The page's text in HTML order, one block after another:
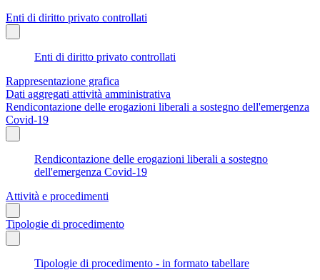
Enti di diritto privato controllati
Enti di diritto privato controllati
Rappresentazione grafica
Dati aggregati attività amministrativa
Rendicontazione delle erogazioni liberali a sostegno dell'emergenza
Covid-19
Rendicontazione delle erogazioni liberali a sostegno
dell'emergenza Covid-19
Attività e procedimenti
Tipologie di procedimento
Tipologie di procedimento - in formato tabellare